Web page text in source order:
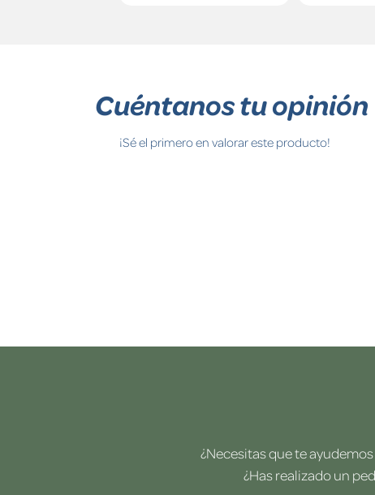
Cuéntanos tu opinión
¡Sé el primero en valorar este producto!
¿Necesitas que te
¿Has realizado un